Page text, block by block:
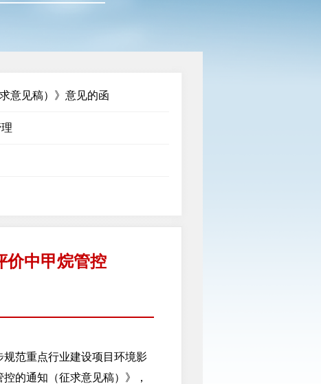
意见稿）》意见的函
价中甲烷管控
范重点行业建设项目环境影
的通知（征求意见稿）》，